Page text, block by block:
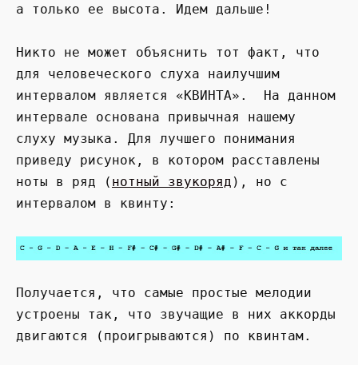
а только ее высота. Идем дальше!
Никто не может объяснить тот факт, что
для человеческого слуха наилучшим
интервалом является «КВИНТА». На данном
интервале основана привычная нашему
слуху музыка. Для лучшего понимания
приведу рисунок, в котором расставлены
ноты в ряд ( нотный звукоряд ), но с
интервалом в квинту:
Получается, что самые простые мелодии
устроены так, что звучащие в них аккорды
двигаются (проигрываются) по квинтам.